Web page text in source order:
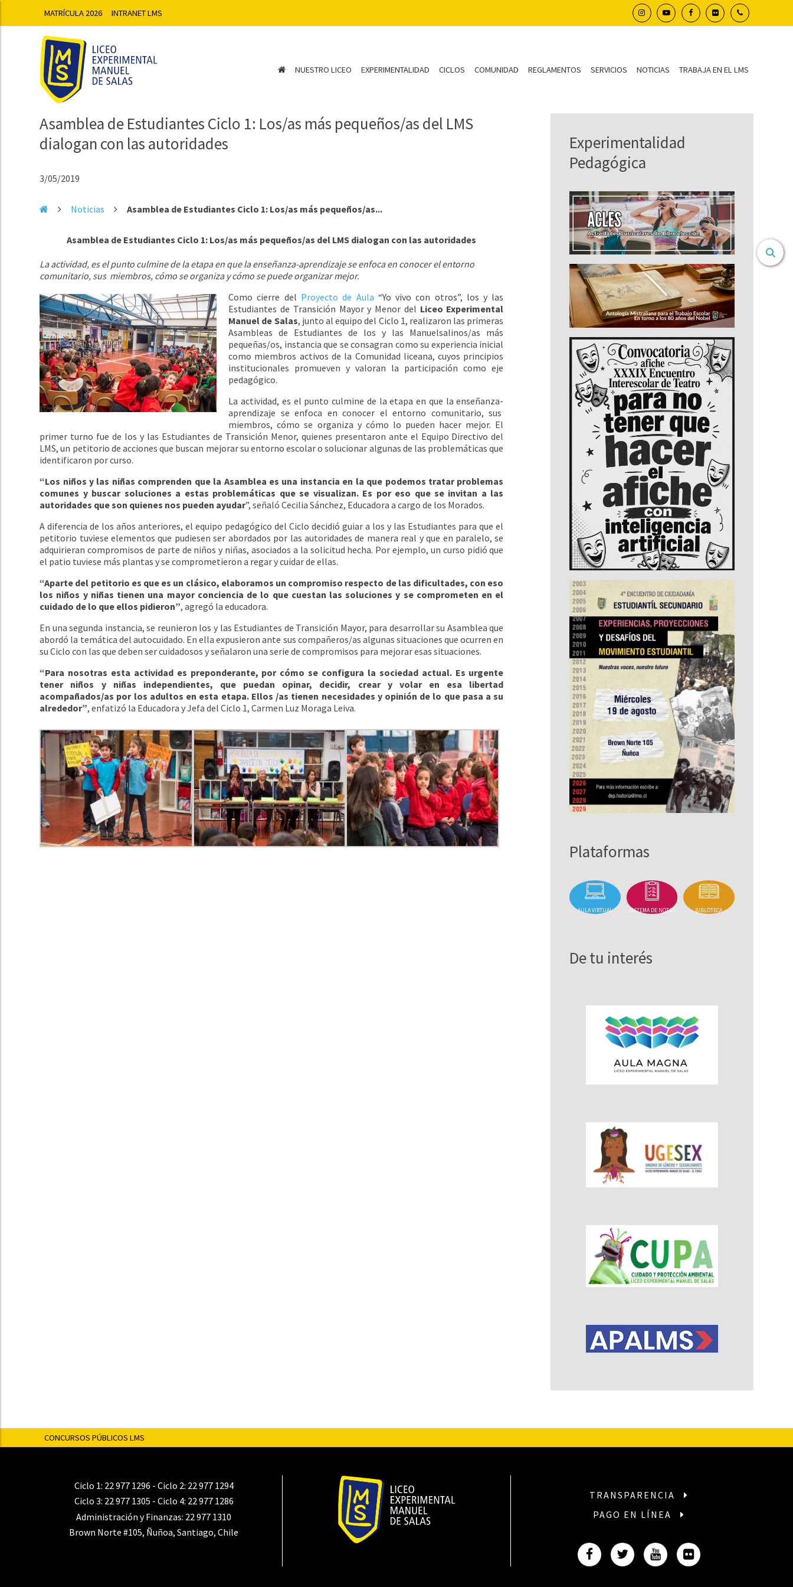
MATRÍCULA 2026 INTRANET LMS
NUESTRO LICEO EXPERIMENTALIDAD CICLOS COMUNIDAD REGLAMENTOS SERVICIOS NOTICIAS TRABAJA EN EL LMS
Asamblea de Estudiantes Ciclo 1: Los/as más pequeños/as del LMS
dialogan con las autoridades
3/05/2019
Noticias Asamblea de Estudiantes Ciclo 1: Los/as más pequeños/as...
Asamblea de Estudiantes Ciclo 1: Los/as más pequeños/as del LMS dialogan con las autoridades
La actividad, es el punto culmine de la etapa en que la enseñanza-aprendizaje se enfoca en conocer el entorno
comunitario, sus miembros, cómo se organiza y cómo se puede organizar mejor.
Como cierre del Proyecto de Aula “Yo vivo con otros”, los y las
Estudiantes de Transición Mayor y Menor del Liceo Experimental
Manuel de Salas, junto al equipo del Ciclo 1, realizaron las primeras
Asambleas de Estudiantes de los y las Manuelsalinos/as más
pequeñas/os, instancia que se consagran como su experiencia inicial
como miembros activos de la Comunidad liceana, cuyos principios
institucionales promueven y valoran la participación como eje
pedagógico.
La actividad, es el punto culmine de la etapa en que la enseñanza-
aprendizaje se enfoca en conocer el entorno comunitario, sus
miembros, cómo se organiza y cómo lo pueden hacer mejor. El
primer turno fue de los y las Estudiantes de Transición Menor, quienes presentaron ante el Equipo Directivo del
LMS, un petitorio de acciones que buscan mejorar su entorno escolar o solucionar algunas de las problemáticas que
identificaron por curso.
“Los niños y las niñas comprenden que la Asamblea es una instancia en la que podemos tratar problemas
comunes y buscar soluciones a estas problemáticas que se visualizan. Es por eso que se invitan a las
autoridades que son quienes nos pueden ayudar”, señaló Cecilia Sánchez, Educadora a cargo de los Morados.
A diferencia de los años anteriores, el equipo pedagógico del Ciclo decidió guiar a los y las Estudiantes para que el
petitorio tuviese elementos que pudiesen ser abordados por las autoridades de manera real y que en paralelo, se
adquirieran compromisos de parte de niños y niñas, asociados a la solicitud hecha. Por ejemplo, un curso pidió que
el patio tuviese más plantas y se comprometieron a regar y cuidar de ellas.
“Aparte del petitorio es que es un clásico, elaboramos un compromiso respecto de las dificultades, con eso
los niños y niñas tienen una mayor conciencia de lo que cuestan las soluciones y se comprometen en el
cuidado de lo que ellos pidieron”, agregó la educadora.
En una segunda instancia, se reunieron los y las Estudiantes de Transición Mayor, para desarrollar su Asamblea que
abordó la temática del autocuidado. En ella expusieron ante sus compañeros/as algunas situaciones que ocurren en
su Ciclo con las que deben ser cuidadosos y señalaron una serie de compromisos para mejorar esas situaciones.
“Para nosotras esta actividad es preponderante, por cómo se configura la sociedad actual. Es urgente
tener niños y niñas independientes, que puedan opinar, decidir, crear y volar en esa libertad
acompañados/as por los adultos en esta etapa. Ellos /as tienen necesidades y opinión de lo que pasa a su
alrededor”, enfatizó la Educadora y Jefa del Ciclo 1, Carmen Luz Moraga Leiva.
Experimentalidad
Pedagógica
Plataformas
AULA VIRTUAL SISTEMA DE NOTAS BIBLOTECA
De tu interés
CONCURSOS PÚBLICOS LMS
Ciclo 1: 22 977 1296 - Ciclo 2: 22 977 1294
Ciclo 3: 22 977 1305 - Ciclo 4: 22 977 1286
Administración y Finanzas: 22 977 1310
Brown Norte #105, Ñuñoa, Santiago, Chile
TRANSPARENCIA
PAGO EN LÍNEA